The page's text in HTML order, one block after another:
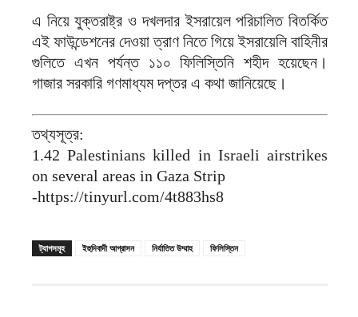
এ নিয়ে যুক্তরাষ্ট্র ও দখলদার ইসরায়েল পরিচালিত বিতর্কিত
এই ফাউন্ডেশনের দেওয়া ত্রাণ নিতে গিয়ে ইসরায়েলি বাহিনীর
গুলিতে এখন পর্যন্ত ১১০ ফিলিস্তিনি শহীদ হয়েছেন।
গাজার সরকারি গণমাধ্যম দপ্তর এ কথা জানিয়েছে।
তথ্যসূত্র:
1.42 Palestinians killed in Israeli airstrikes
on several areas in Gaza Strip
-https://tinyurl.com/4t883hs8
ট্যাগসমূহ ইহুদিবাদী আগ্রাসন নির্যাতিত উম্মাহ ফিলিস্তিন